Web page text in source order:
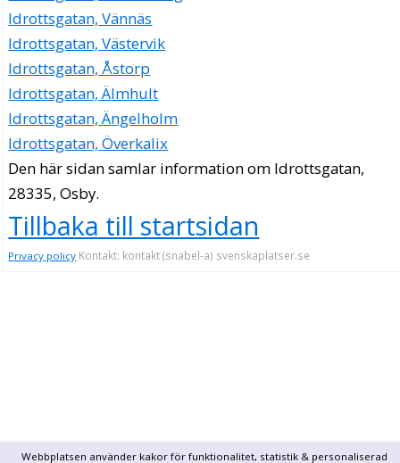
Webbplatsen använder kakor för funktionalitet, statistik & personaliserad
Idrottsgatan, Vännäs
Idrottsgatan, Västervik
Idrottsgatan, Åstorp
Idrottsgatan, Älmhult
Idrottsgatan, Ängelholm
Idrottsgatan, Överkalix
Den här sidan samlar information om Idrottsgatan,
28335, Osby.
Tillbaka till startsidan
Privacy policy Kontakt: kontakt (snabel-a) svenskaplatser.se